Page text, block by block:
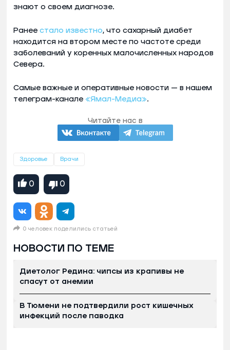
знают о своем диагнозе.
Ранее стало известно, что сахарный диабет
находится на втором месте по частоте среди
заболеваний у коренных малочисленных народов
Севера.
Самые важные и оперативные новости — в нашем
телеграм-канале «Ямал-Медиа».
Читайте нас в
Здоровье Врачи
0 0
0 человек поделились статьей
НОВОСТИ ПО ТЕМЕ
Диетолог Редина: чипсы из крапивы не
спасут от анемии
В Тюмени не подтвердили рост кишечных
инфекций после паводка